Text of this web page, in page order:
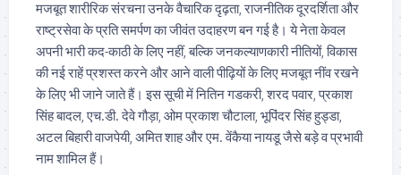
मजबूत शारीरिक संरचना उनके वैचारिक दृढ़ता, राजनीतिक दूरदर्शिता और
राष्ट्रसेवा के प्रति समर्पण का जीवंत उदाहरण बन गई है। ये नेता केवल
अपनी भारी कद-काठी के लिए नहीं, बल्कि जनकल्याणकारी नीतियों, विकास
की नई राहें प्रशस्त करने और आने वाली पीढ़ियों के लिए मजबूत नींव रखने
के लिए भी जाने जाते हैं। इस सूची में नितिन गडकरी, शरद पवार, प्रकाश
सिंह बादल, एच.डी. देवे गौड़ा, ओम प्रकाश चौटाला, भूपिंदर सिंह हुड्डा,
अटल बिहारी वाजपेयी, अमित शाह और एम. वेंकैया नायडू जैसे बड़े व प्रभावी
नाम शामिल हैं।